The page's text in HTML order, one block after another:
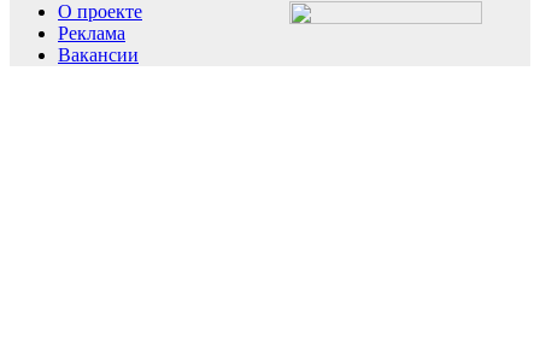
О проекте
Реклама
Вакансии